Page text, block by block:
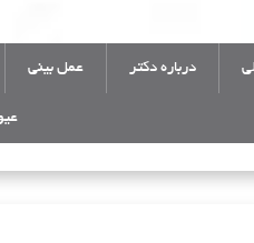
درباره دکتر عمل بینی